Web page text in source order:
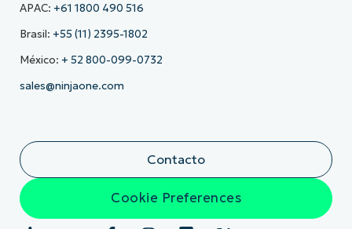
APAC: +61 1800 490 516
Brasil: +55 (11) 2395-1802
México: + 52 800-099-0732
sales@ninjaone.com
Contacto
Cookie Preferences